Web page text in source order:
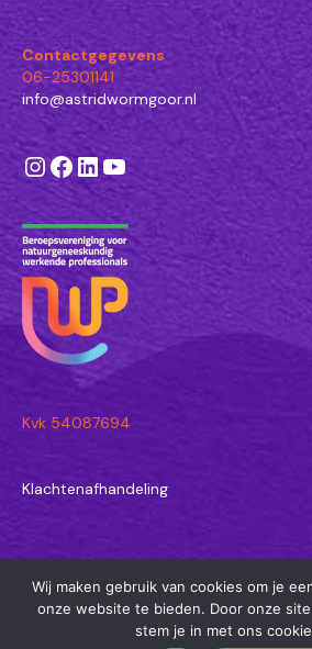
Contactgegevens
06-25301141
info@astridwormgoor.nl
Instagram
Facebook
LinkedIn
YouTube
Kvk 54087694
Klachtenafhandeling
© 2026 Astrid Wormgoor -
Joure
Wij maken gebruik van cookies om je
onze website te bieden. Door onze
stem je in met ons